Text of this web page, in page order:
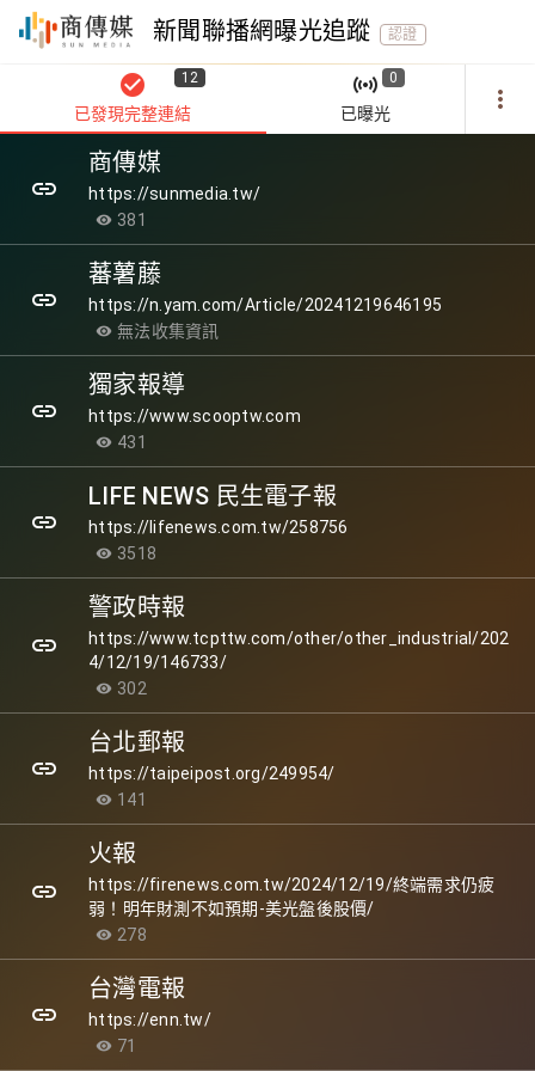
新聞聯播網曝光追蹤 認證
check_circle
已發現完整連結
12 sensors
已曝光
0
more_vert
link
商傳媒
https://sunmedia.tw/
visibility 381
link
蕃薯藤
https://n.yam.com/Article/20241219646195
visibility 無法收集資訊
link
獨家報導
https://www.scooptw.com
visibility 431
link
LIFE NEWS 民生電子報
https://lifenews.com.tw/258756
visibility 3518
link
警政時報
https://www.tcpttw.com/other/other_industrial/202
4/12/19/146733/
visibility 302
link
台北郵報
https://taipeipost.org/249954/
visibility 141
link
火報
https://firenews.com.tw/2024/12/19/終端需求仍疲
弱！明年財測不如預期-美光盤後股價/
visibility 278
link
台灣電報
https://enn.tw/
visibility 71